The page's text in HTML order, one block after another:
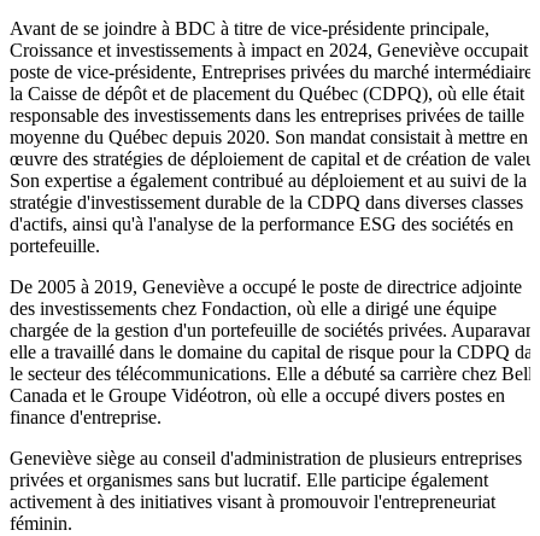
Avant de se joindre à BDC à titre de vice-présidente principale,
Croissance et investissements à impact en 2024, Geneviève occupait
poste de vice-présidente, Entreprises privées du marché intermédiaire
la Caisse de dépôt et de placement du Québec (CDPQ), où elle était
responsable des investissements dans les entreprises privées de taille
moyenne du Québec depuis 2020. Son mandat consistait à mettre en
œuvre des stratégies de déploiement de capital et de création de
Son expertise a également contribué au déploiement et au suivi de la
stratégie d'investissement durable de la CDPQ dans diverses classes
d'actifs, ainsi qu'à l'analyse de la performance ESG des sociétés en
portefeuille.
De 2005 à 2019, Geneviève a occupé le poste de directrice adjointe
des investissements chez Fondaction, où elle a dirigé une équipe
chargée de la gestion d'un portefeuille de sociétés privées.
elle a travaillé dans le domaine du capital de risque pour la CDPQ
le secteur des télécommunications. Elle a débuté sa carrière chez Bell
Canada et le Groupe Vidéotron, où elle a occupé divers postes en
finance d'entreprise.
Geneviève siège au conseil d'administration de plusieurs entreprises
privées et organismes sans but lucratif. Elle participe également
activement à des initiatives visant à promouvoir l'entrepreneuriat
féminin.